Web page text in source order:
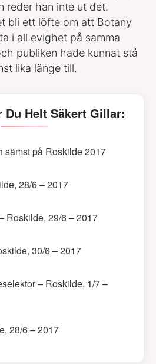
reder han inte ut det.
bli ett löfte om att Botany
i all evighet på samma
publiken hade kunnat stå
lika länge till.
Helt Säkert Gillar:
sämst på Roskilde 2017
28/6 – 2017
Roskilde, 29/6 – 2017
30/6 – 2017
– Roskilde, 1/7 –
28/6 – 2017